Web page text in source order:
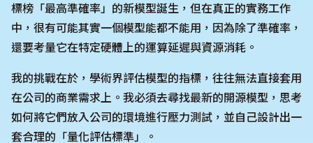
標榜「最高準確率」的新模型誕生，但在真正的實務工作
中，很有可能其實一個模型能都不能用，因為除了準確率，
還要考量它在特定硬體上的運算延遲與資源消耗。
我的挑戰在於，學術界評估模型的指標，往往無法直接套用
在公司的商業需求上。我必須去尋找最新的開源模型，思考
如何將它們放入公司的環境進行壓力測試，並自己設計出一
套合理的「量化評估標準」。